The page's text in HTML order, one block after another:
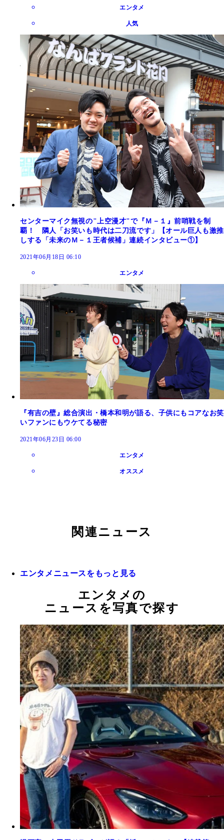
エンタメ
人気
センターマイク無視の"上空漫才"で『Ｍ－１』前哨戦を制
覇！ 隣人「お笑いも時代は二刀流です」【オール巨人も激推
しする「未来のＭ－１王者候補」連続インタビュー①】
2021年06月18日 06:10
エンタメ
『有吉の壁』総合演出・橋本和明が語る、子供にもコアなお笑
いファンにもウケてる秘密
2021年06月23日 06:00
エンタメ
オススメ
関連ニュース
エンタメニュースをもっと見る
エンタメの
ニュースを写真で探す